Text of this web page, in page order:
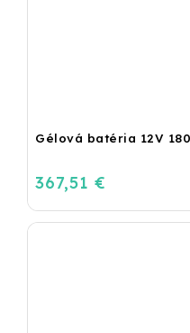
Gélová batéria 12V
367,51 €